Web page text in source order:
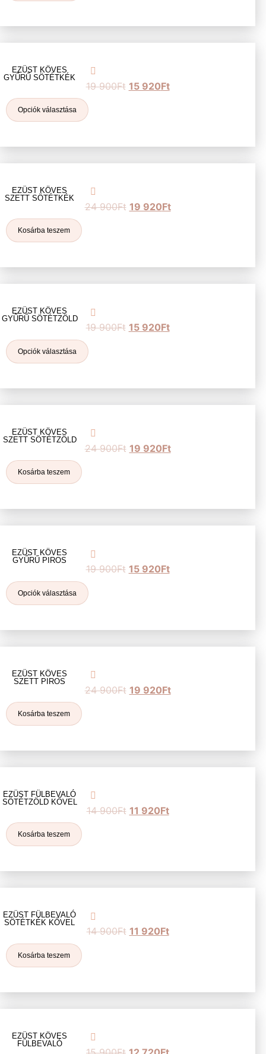
EZÜST KÖVES
GYŰRŰ SÖTÉTKÉK
19 900Ft 15 920Ft
Opciók választása
EZÜST KÖVES
SZETT SÖTÉTKÉK
24 900Ft 19 920Ft
Kosárba teszem
EZÜST KÖVES
GYŰRŰ SÖTÉTZÖLD
19 900Ft 15 920Ft
Opciók választása
EZÜST KÖVES
SZETT SÖTÉTZÖLD
24 900Ft 19 920Ft
Kosárba teszem
EZÜST KÖVES
GYŰRŰ PIROS
19 900Ft 15 920Ft
Opciók választása
EZÜST KÖVES
SZETT PIROS
24 900Ft 19 920Ft
Kosárba teszem
EZÜST FÜLBEVALÓ
SÖTÉTZÖLD KŐVEL
14 900Ft 11 920Ft
Kosárba teszem
EZÜST FÜLBEVALÓ
SÖTÉTKÉK KŐVEL
14 900Ft 11 920Ft
Kosárba teszem
EZÜST KÖVES
FÜLBEVALÓ